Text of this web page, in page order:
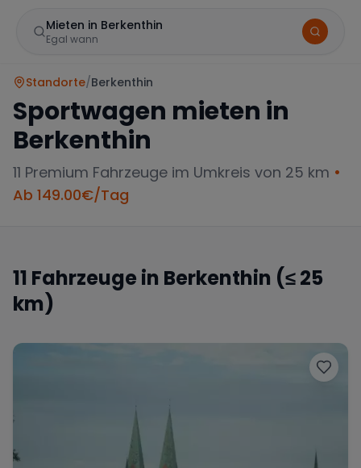
Mieten in Berkenthin
Egal wann
Ford
Zeitraum wählen
Standorte/Berkenthin
Sportwagen mieten in
Berkenthin
11 Premium Fahrzeuge im Umkreis von 25 km •
Ab 149.00€/Tag
11 Fahrzeuge in Berkenthin (≤ 25
km)